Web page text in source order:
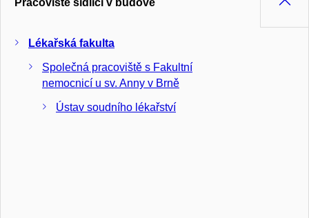
Lékařská fakulta
Společná pracoviště s Fakultní
nemocnicí u sv. Anny v Brně
Ústav soudního lékařství